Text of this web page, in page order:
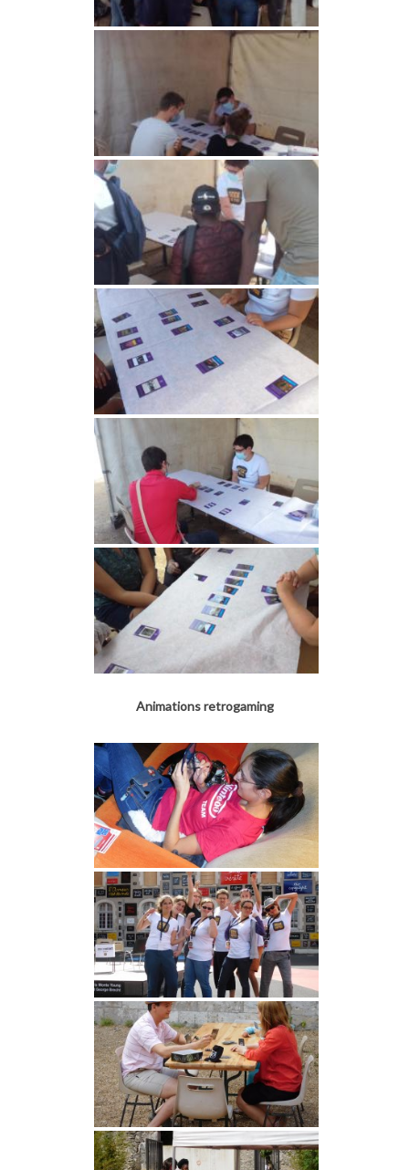
Animations retrogaming